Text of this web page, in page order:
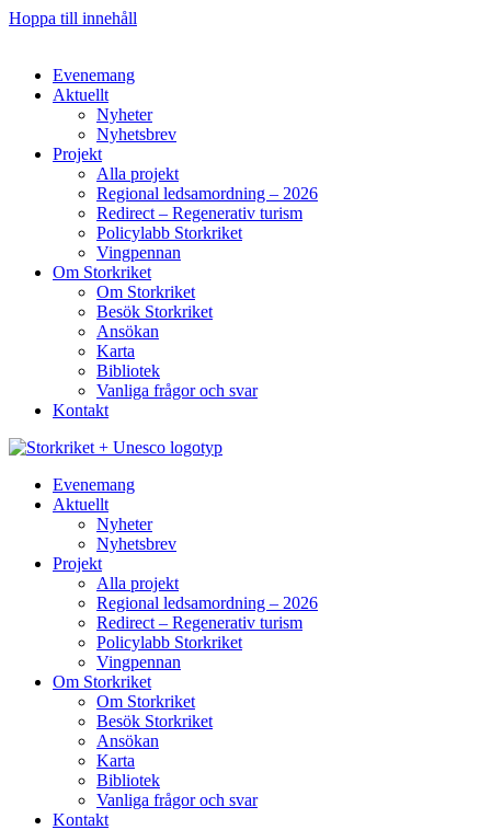
Hoppa till innehåll
Evenemang
Aktuellt
Nyheter
Nyhetsbrev
Projekt
Alla projekt
Regional ledsamordning – 2026
Redirect – Regenerativ turism
Policylabb Storkriket
Vingpennan
Om Storkriket
Om Storkriket
Besök Storkriket
Ansökan
Karta
Bibliotek
Vanliga frågor och svar
Kontakt
Evenemang
Aktuellt
Nyheter
Nyhetsbrev
Projekt
Alla projekt
Regional ledsamordning – 2026
Redirect – Regenerativ turism
Policylabb Storkriket
Vingpennan
Om Storkriket
Om Storkriket
Besök Storkriket
Ansökan
Karta
Bibliotek
Vanliga frågor och svar
Kontakt